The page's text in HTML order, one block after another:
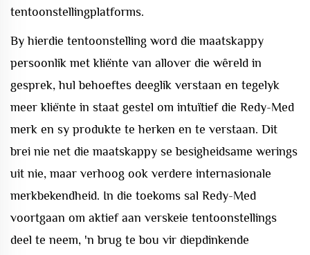
tentoonstellingplatforms.
By hierdie tentoonstelling word die maatskappy
persoonlik met kliënte van allover die wêreld in
gesprek, hul behoeftes deeglik verstaan en tegelyk
meer kliënte in staat gestel om intuïtief die Redy-Med
merk en sy produkte te herken en te verstaan. Dit
brei nie net die maatskappy se besigheidsame werings
uit nie, maar verhoog ook verdere internasionale
merkbekendheid. In die toekoms sal Redy-Med
voortgaan om aktief aan verskeie tentoonstellings
deel te neem, 'n brug te bou vir diepdinkende